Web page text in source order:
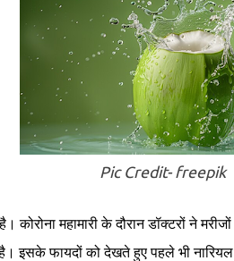
Pic Credit- freepik
कोरोना महामारी के दौरान डॉक्टरों ने
इसके फायदों को देखते हुए पहले भी नारियल